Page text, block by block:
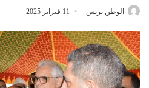
الوطن بريس 11 فبراير 2025